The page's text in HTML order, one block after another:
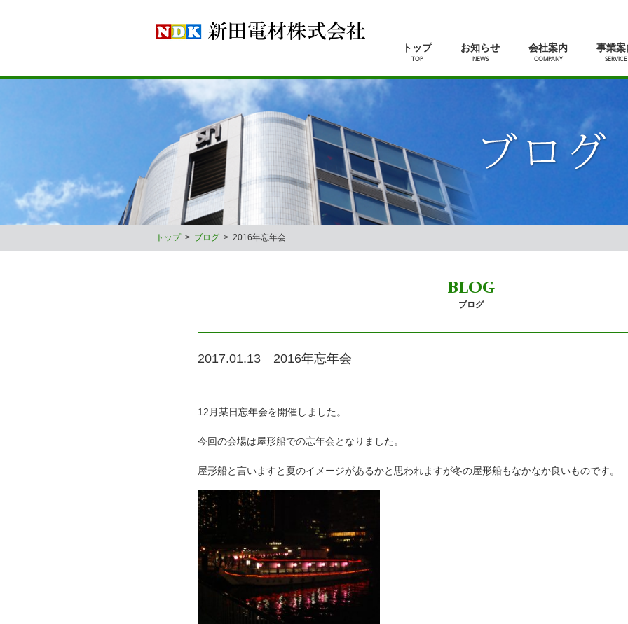
トップ
TOP
お知らせ
NEWS
会社案内
COMPANY
事業
SERVICE
トップ> ブログ > 2016年忘年会
BLOG
ブログ
2017.01.13 2016年忘年会
12月某日忘年会を開催しました。
今回の会場は屋形船での忘年会となりました。
屋形船と言いますと夏のイメージがあるかと思われますが冬の屋形船もなかなか良いものです。